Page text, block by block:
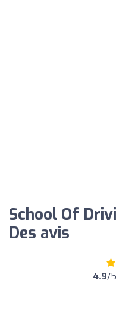
School Of
Des avis
4.9/